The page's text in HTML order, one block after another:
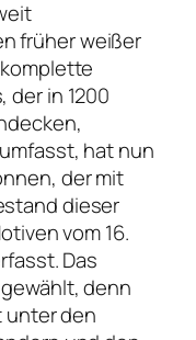
früher weißer
der in 1200
hat nun
der mit
dieser
vom 16.
Das
denn
unter den